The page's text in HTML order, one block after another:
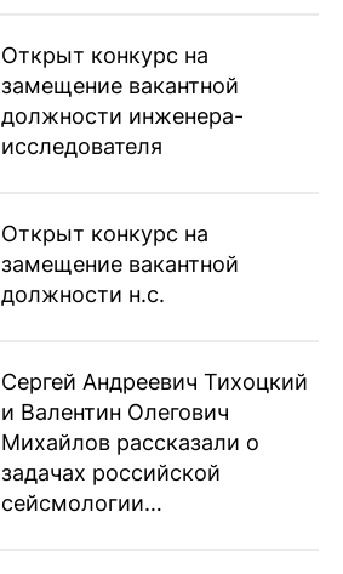
Открыт конкурс на
замещение вакантной
должности инженера-
исследователя
Открыт конкурс на
замещение вакантной
должности н.с.
Сергей Андреевич Тихоцкий
и Валентин Олегович
Михайлов рассказали о
задачах российской
сейсмологии…